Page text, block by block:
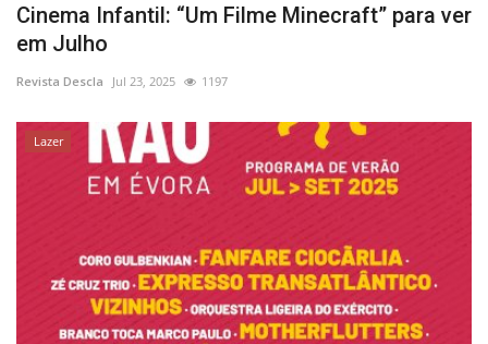
Cinema Infantil: “Um Filme Minecraft” para ver
em Julho
Revista Descla Jul 23, 2025 1197
Lazer